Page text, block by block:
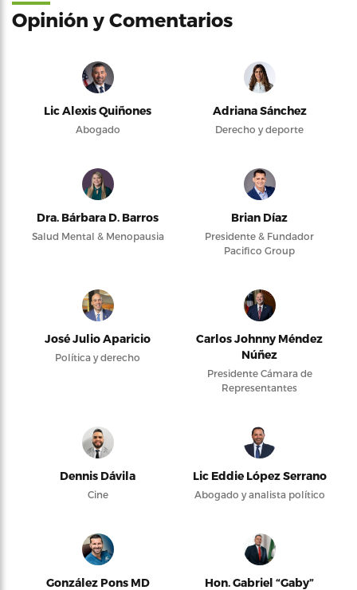
Opinión y Comentarios
Lic Alexis Quiñones
Abogado
Adriana Sánchez
Derecho y deporte
Dra. Bárbara D. Barros
Salud Mental & Menopausia
Brian Díaz
Presidente & Fundador
Pacifico Group
José Julio Aparicio
Política y derecho
Carlos Johnny Méndez
Núñez
Presidente Cámara de
Representantes
Dennis Dávila
Cine
Lic Eddie López Serrano
Abogado y analista político
González Pons MD
Hon. Gabriel “Gaby”